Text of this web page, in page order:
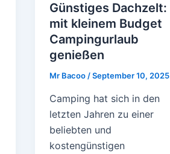
Günstiges Dachzelt:
mit kleinem Budget
Campingurlaub
genießen
Mr Bacoo/September 10, 2025
Camping hat sich in den
letzten Jahren zu einer
beliebten und
kostengünstigen